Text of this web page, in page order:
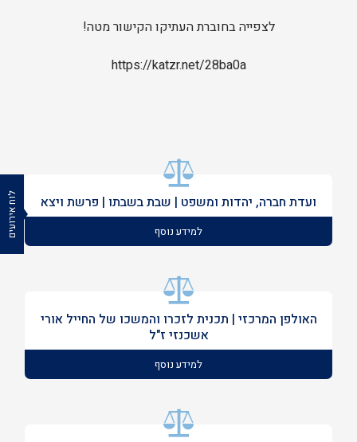
לצפייה בחוברת העתיקו הקישור מטה!
https://katzr.net/28ba0a
ועדת חברה, יהדות ומשפט | שבת בשבתו | פרשת ויצא
למידע נוסף
האולפן המרכזי | תכנית לזכרו והמשכו של החייל אורי
אשכנזי ז"ל
למידע נוסף
לוח אירועים